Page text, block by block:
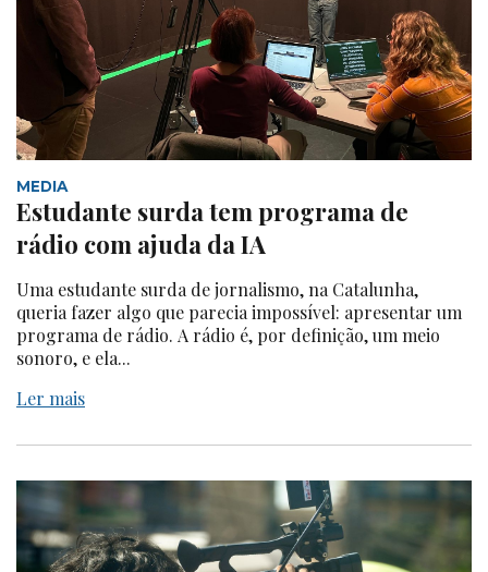
MEDIA
Estudante surda tem programa de
rádio com ajuda da IA
Uma estudante surda de jornalismo, na Catalunha,
queria fazer algo que parecia impossível: apresentar um
programa de rádio. A rádio é, por definição, um meio
sonoro, e ela...
Ler mais